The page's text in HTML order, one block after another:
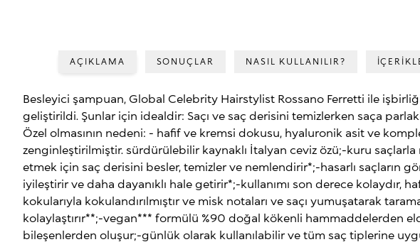
AÇIKLAMA SONUÇLAR NASIL KULLANILIR?
Besleyici şampuan, Global Celebrity Hairstylist Rossano Ferretti ile
geliştirildi. Şunlar için idealdir: Saçı ve saç derisini temizlerken saça
Özel olmasının nedeni: - hafif ve kremsi dokusu, hyaluronik asit ve
zenginleştirilmiştir. sürdürülebilir kaynaklı İtalyan ceviz özü;-kuru saçlarla
etmek için saç derisini besler, temizler ve nemlendirir*;-hasarlı saçların
iyileştirir ve daha dayanıklı hale getirir*;-kullanımı son derece kolaydır,
kokularıyla kokulandırılmıştır ve misk notaları ve saçı yumuşatarak
kolaylaştırır**;-vegan*** formülü %90 doğal kökenli hammaddelerden
bileşenlerden oluşur;-günlük olarak kullanılabilir ve tüm saç tiplerine